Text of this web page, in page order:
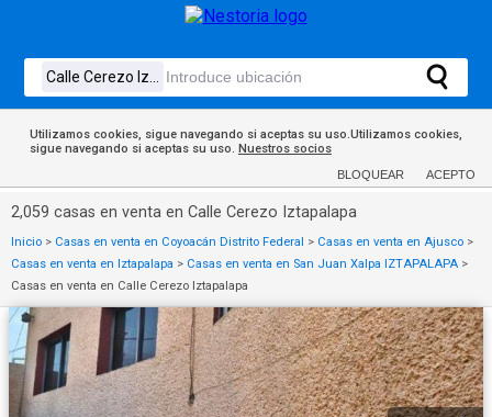
Utilizamos cookies, sigue navegando si aceptas su uso.Utilizamos cookies,
sigue navegando si aceptas su uso. Nuestros socios
BLOQUEAR ACEPTO
2,059 casas en venta en Calle Cerezo Iztapalapa
Inicio > Casas en venta en Coyoacán Distrito Federal > Casas en venta en Ajusco >
Casas en venta en Iztapalapa > Casas en venta en San Juan Xalpa IZTAPALAPA >
Casas en venta en Calle Cerezo Iztapalapa